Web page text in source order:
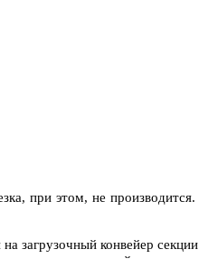
при этом, не
загрузочный конвейер